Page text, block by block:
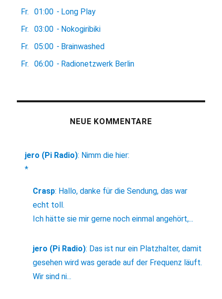
Fr.
01:00 - Long Play
Fr.
03:00 - Nokogiribiki
Fr.
05:00 - Brainwashed
Fr.
06:00 - Radionetzwerk Berlin
NEUE KOMMENTARE
jero (Pi Radio): Nimm die hier:
*
Crasp: Hallo, danke für die Sendung, das war
echt toll.
Ich hätte sie mir gerne noch einmal angehört,...
jero (Pi Radio): Das ist nur ein Platzhalter, damit
gesehen wird was gerade auf der Frequenz läuft.
Wir sind ni...